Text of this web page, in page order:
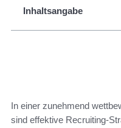
Inhaltsangabe
In einer zunehmend
sind effektive Recruiting-